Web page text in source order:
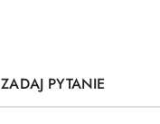
ZADAJ PYTANIE